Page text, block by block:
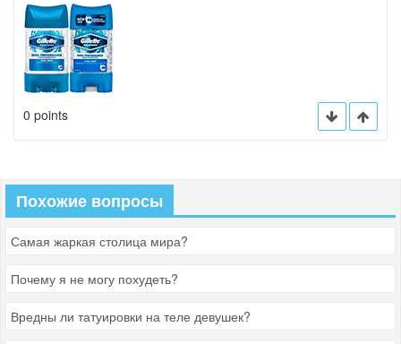
0 points
Похожие вопросы
Самая жаркая столица мира?
Почему я не могу похудеть?
Вредны ли татуировки на теле девушек?